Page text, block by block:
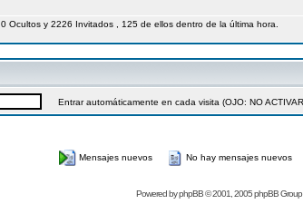
y 2226 Invitados , 125 de ellos dentro de la última hora.
Entrar automáticamente en cada visita (OJO: NO ACTIVAR
Mensajes nuevos No hay mensajes nuevos
Powered byphpBB© 2001, 2005 phpBB Group